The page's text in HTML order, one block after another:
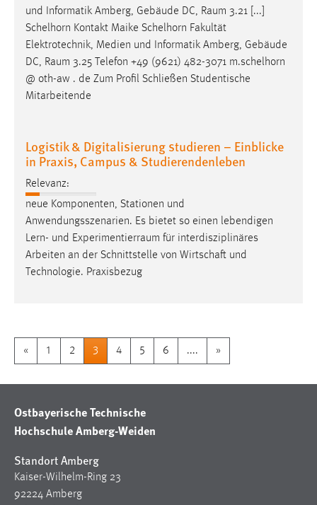
und Informatik Amberg, Gebäude DC, Raum 3.21 [...]
Schelhorn Kontakt Maike Schelhorn Fakultät
Elektrotechnik, Medien und Informatik Amberg, Gebäude
DC, Raum 3.25 Telefon +49 (9621) 482-3071 m.schelhorn
@ oth-aw . de Zum Profil Schließen Studentische
Mitarbeitende
Logistik & Digitalisierung studieren – Einblicke
in Praxis, Campus & Studierendenleben
Relevanz:
neue Komponenten, Stationen und
Anwendungsszenarien. Es bietet so einen lebendigen
Lern- und Experimentierraum für interdisziplinäres
Arbeiten an der Schnittstelle von Wirtschaft und
Technologie. Praxisbezug
« 1 2 3 4 5 6 .... »
Ostbayerische Technische
Hochschule Amberg-Weiden
Standort Amberg
Kaiser-Wilhelm-Ring 23
92224 Amberg